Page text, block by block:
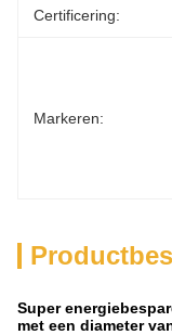
Certificering:
Markeren:
Super
met een diameter